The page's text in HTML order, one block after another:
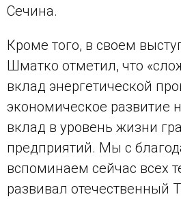
Сечина.
Кроме того, в своем
Шматко отметил, что
вклад энергетической
экономическое развитие
вклад в уровень жизни
предприятий. Мы с
вспоминаем сейчас всех
развивал отечественный